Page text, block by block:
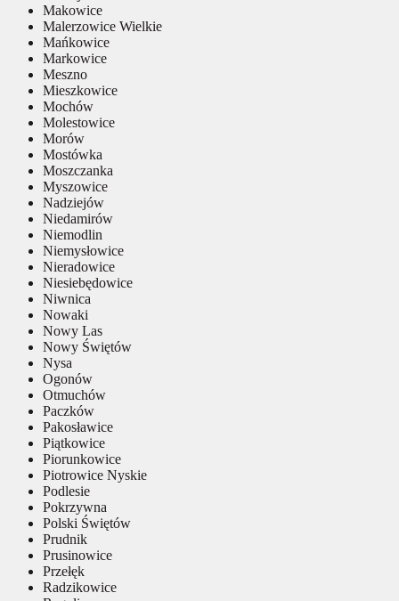
Makowice
Malerzowice Wielkie
Mańkowice
Markowice
Meszno
Mieszkowice
Mochów
Molestowice
Morów
Mostówka
Moszczanka
Myszowice
Nadziejów
Niedamirów
Niemodlin
Niemysłowice
Nieradowice
Niesiebędowice
Niwnica
Nowaki
Nowy Las
Nowy Świętów
Nysa
Ogonów
Otmuchów
Paczków
Pakosławice
Piątkowice
Piorunkowice
Piotrowice Nyskie
Podlesie
Pokrzywna
Polski Świętów
Prudnik
Prusinowice
Przełęk
Radzikowice